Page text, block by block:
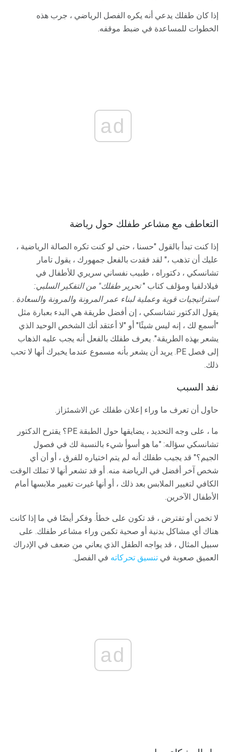
إذا كان طفلك يدعي أنه يكره الفصل الرياضي ، جرب هذه
الخطوات للمساعدة في ضبط موقفه.
ad
التعاطف مع مشاعر طفلك حول رياضة
إذا كنت تبدأ بالقول "حسنا ، حتى لو كنت تكره الصالة الرياضية ،
عليك أن تذهب ،" لقد فقدت بالفعل جمهورك ، يقول تامار
تشانسكي ، دكتوراه ، طبيب نفساني سريري للأطفال في
فيلادلفيا ومؤلف كتاب "تحرير طفلك" من التفكير السلبي:
استراتيجيات قوية وعملية لبناء عمر المرونة والمرونة والسعادة .
يقول الدكتور تشانسكي ، إن أفضل طريقة هي البدء بعبارة مثل
"أسمع لك ، إنه ليس شيئًا" أو "لا أعتقد أنك الشخص الوحيد الذي
يشعر بهذه الطريقة". يعرف طفلك بالفعل أنه يجب عليه الذهاب
إلى فصل PE. يريد أن يشعر بأنه مسموع عندما يخبرك أنها لا تحب
ذلك.
نفد السبب
حاول أن تعرف ما وراء إعلان طفلك عن الاشمئزاز.
ما ، على وجه التحديد ، يضايقها حول الطبقة PE؟ يقترح الدكتور
تشانسكي سؤاله: "ما هو أسوأ شيء بالنسبة لك في فصول
الجيم؟" قد يجيب طفلك أنه لم يتم اختياره للفرق ، أو أن أي
شخص آخر أفضل في الرياضة منه. أو قد تشعر أنها لا تملك الوقت
الكافي لتغيير الملابس بعد ذلك ، أو أنها غيرت تغيير ملابسها أمام
الأطفال الآخرين.
لا تخمن أو تفترض ، قد تكون على خطأ. وفكر أيضًا في ما إذا كانت
هناك أي مشاكل بدنية أو صحية تكمن وراء مشاعر طفلك. على
سبيل المثال ، قد يواجه الطفل الذي يعاني من ضعف في الإدراك
العميق صعوبة في تنسيق تحركاته في الفصل.
ad